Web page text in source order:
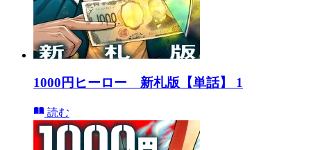
1000円ヒーロー 新札版【単話】 1
読む